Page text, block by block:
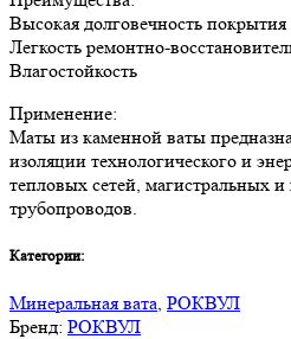
Высокая долговечность покрытия
Легкость ремонтно-
Влагостойкость
Применение:
Маты из каменной ваты
изоляции технологического и
тепловых сетей, магистральных
трубопроводов.
Категории:
Минеральная вата, РОКВУЛ
Бренд: РОКВУЛ